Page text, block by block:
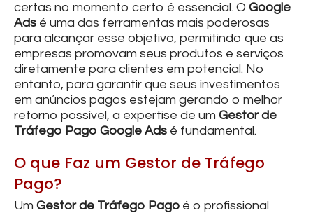
certas no momento certo é essencial. O Google
Ads é uma das ferramentas mais poderosas
para alcançar esse objetivo, permitindo que as
empresas promovam seus produtos e serviços
diretamente para clientes em potencial. No
entanto, para garantir que seus investimentos
em anúncios pagos estejam gerando o melhor
retorno possível, a expertise de um Gestor de
Tráfego Pago Google Ads é fundamental.
O que Faz um Gestor de Tráfego
Pago?
Um Gestor de Tráfego Pago é o profissional